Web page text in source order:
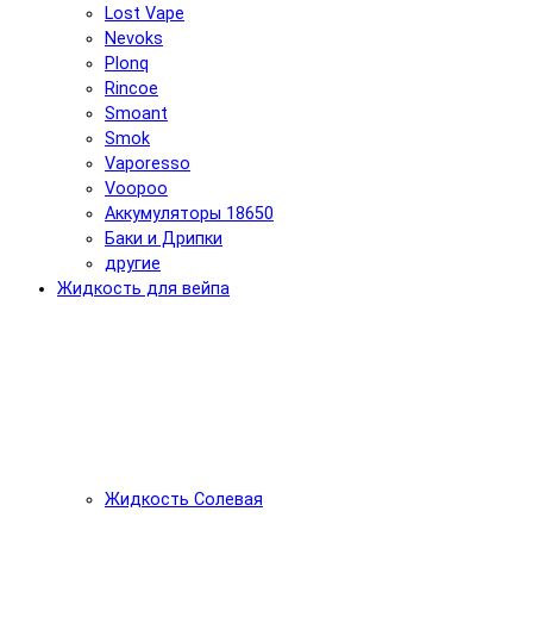
Lost Vape
Nevoks
Plonq
Rincoe
Smoant
Smok
Vaporesso
Voopoo
Аккумуляторы 18650
Баки и Дрипки
другие
Жидкость для вейпа
Жидкость Солевая